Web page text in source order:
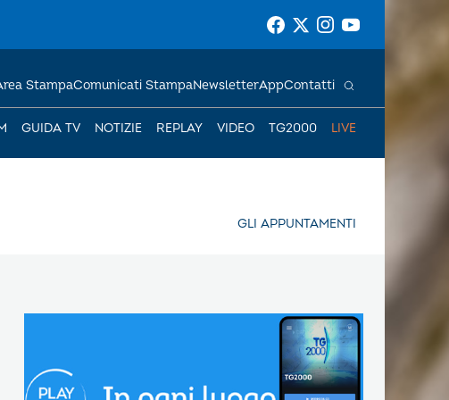
GUIDA TV NOTIZIE REPLAY VIDEO TG2000 LIVE
StampaComunicati StampaNewsletterAppContatti
GLI APPUNTAMENTI